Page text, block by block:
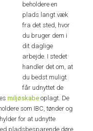
beholdere en
plads langt væk
fra det sted, hvor
du bruger dem i
dit daglige
arbejde. I stedet
handler det om, at
du bedst muligt
får udnyttet de
miljøskabe oplagt. De
som IBC, tønder og
for at udnytte
pladsbesparende døre